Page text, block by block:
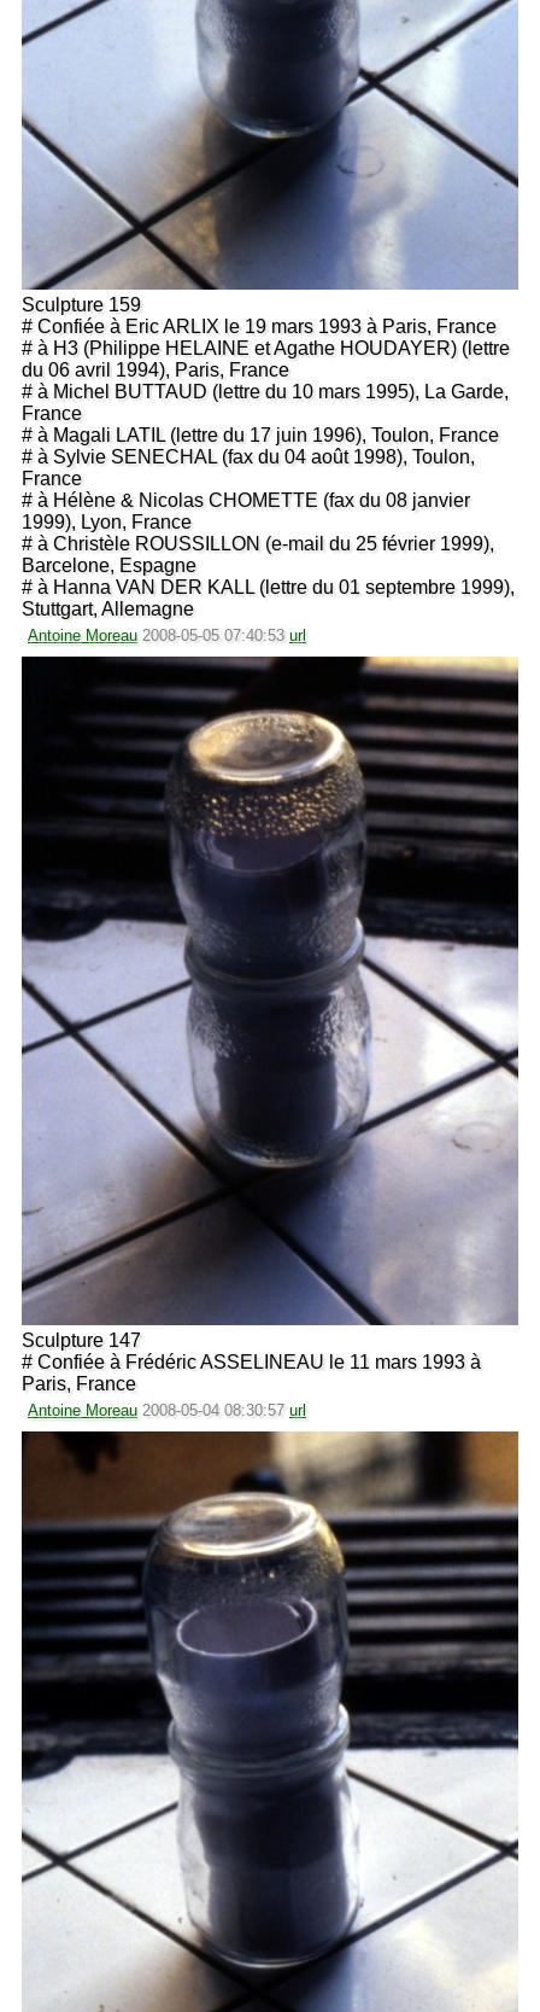
Sculpture 159
# Confiée à Eric ARLIX le 19 mars 1993 à Paris, France
# à H3 (Philippe HELAINE et Agathe HOUDAYER) (lettre
du 06 avril 1994), Paris, France
# à Michel BUTTAUD (lettre du 10 mars 1995), La Garde,
France
# à Magali LATIL (lettre du 17 juin 1996), Toulon, France
# à Sylvie SENECHAL (fax du 04 août 1998), Toulon,
France
# à Hélène & Nicolas CHOMETTE (fax du 08 janvier
1999), Lyon, France
# à Christèle ROUSSILLON (e-mail du 25 février 1999),
Barcelone, Espagne
# à Hanna VAN DER KALL (lettre du 01 septembre 1999),
Stuttgart, Allemagne
Antoine Moreau 2008-05-05 07:40:53 url
Sculpture 147
# Confiée à Frédéric ASSELINEAU le 11 mars 1993 à
Paris, France
Antoine Moreau 2008-05-04 08:30:57 url